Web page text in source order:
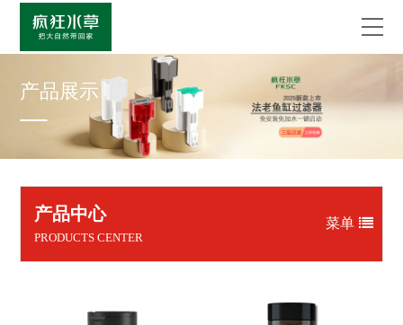
产品展示
产品中心
PRODUCTS CENTER
菜单